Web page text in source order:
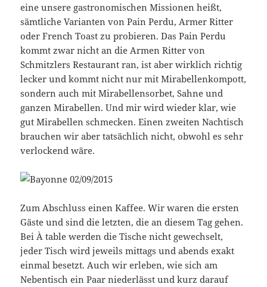
eine unsere gastronomischen Missionen heißt,
sämtliche Varianten von Pain Perdu, Armer Ritter
oder French Toast zu probieren. Das Pain Perdu
kommt zwar nicht an die Armen Ritter von
Schmitzlers Restaurant ran, ist aber wirklich richtig
lecker und kommt nicht nur mit Mirabellenkompott,
sondern auch mit Mirabellensorbet, Sahne und
ganzen Mirabellen. Und mir wird wieder klar, wie
gut Mirabellen schmecken. Einen zweiten Nachtisch
brauchen wir aber tatsächlich nicht, obwohl es sehr
verlockend wäre.
Zum Abschluss einen Kaffee. Wir waren die ersten
Gäste und sind die letzten, die an diesem Tag gehen.
Bei À table werden die Tische nicht gewechselt,
jeder Tisch wird jeweils mittags und abends exakt
einmal besetzt. Auch wir erleben, wie sich am
Nebentisch ein Paar niederlässt und kurz darauf